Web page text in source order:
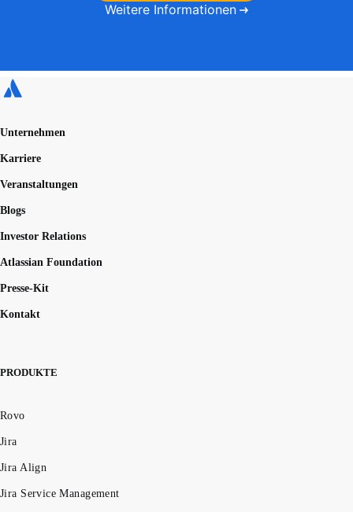
Weitere Informationen
Unternehmen
Karriere
Veranstaltungen
Blogs
Investor Relations
Atlassian Foundation
Presse-Kit
Kontakt
PRODUKTE
Rovo
Jira
Jira Align
Jira Service Management